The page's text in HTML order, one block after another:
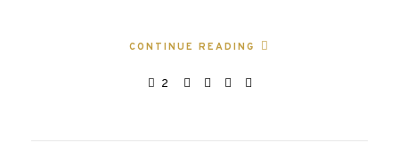
CONTINUE READING
2